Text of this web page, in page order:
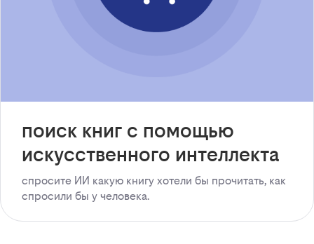
поиск книг с помощью
искусственного интеллекта
спросите ИИ какую книгу хотели бы прочитать, как
спросили бы у человека.